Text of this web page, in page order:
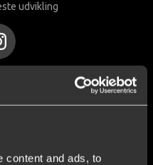
content and ads, to
udvikling
som en lille smedje i
markedsledere inden for